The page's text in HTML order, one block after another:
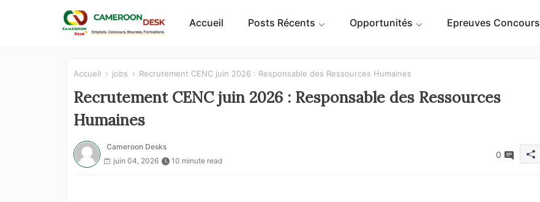
Accueil Posts Récents Opportunités Epreuves Concours
Accueil jobs Recrutement CENC juin 2026 : Responsable des Ressources Humaines
Recrutement CENC juin 2026 : Responsable des Ressources
Humaines
Cameroon Desks
juin 04, 2026
10 minute read
0